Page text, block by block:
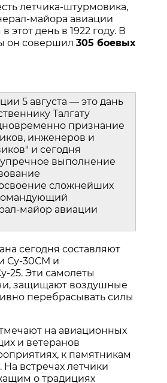
летчика‑штурмовика,
авиации
этот день в 1922 году. В
он совершил 305 боевых
5 августа — это дань
Талгату
признание
инженеров и
и сегодня
выполнение
сложнейших
авиации
сегодня составляют
Су‑30СМ и
Эти самолеты
защищают воздушные
перебрасывать силы
на авиационных
и ветеранов
к памятникам
встречах летчики
о традициях